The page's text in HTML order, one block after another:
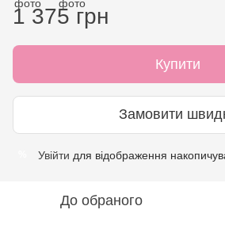
1 375 грн
Купити
Замовити
Увійти для відображення
До обраного